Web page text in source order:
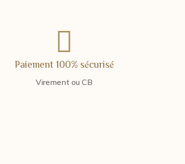

Paiement 100% sécurisé
Virement ou CB